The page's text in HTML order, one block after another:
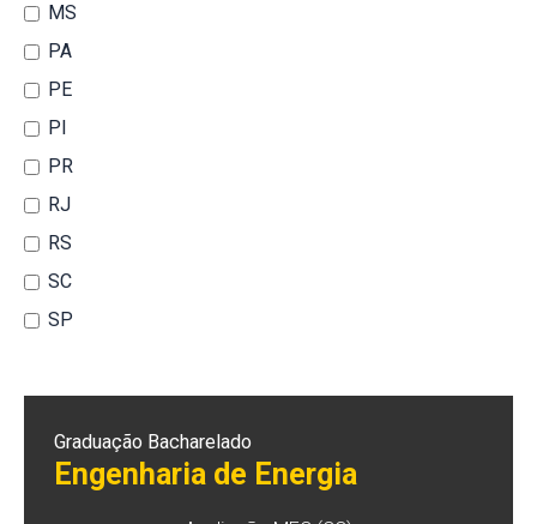
MS
PA
PE
PI
PR
RJ
RS
SC
SP
Graduação Bacharelado
Engenharia de Energia